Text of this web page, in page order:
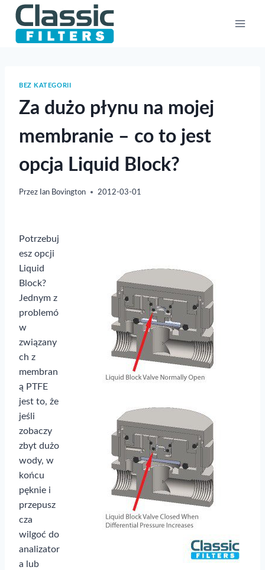
Przejdź
BEZ KATEGORII
Za dużo płynu na mojej
membranie – co to jest
opcja Liquid Block?
Przez Ian Bovington 2012-03-01
Potrzebuj
esz opcji
Liquid
Block?
Jednym z
problemó
w
związany
ch z
membran
ą PTFE
jest to, że
jeśli
zobaczy
zbyt dużo
wody, w
końcu
pęknie i
przepusz
cza
wilgoć do
analizator
a lub